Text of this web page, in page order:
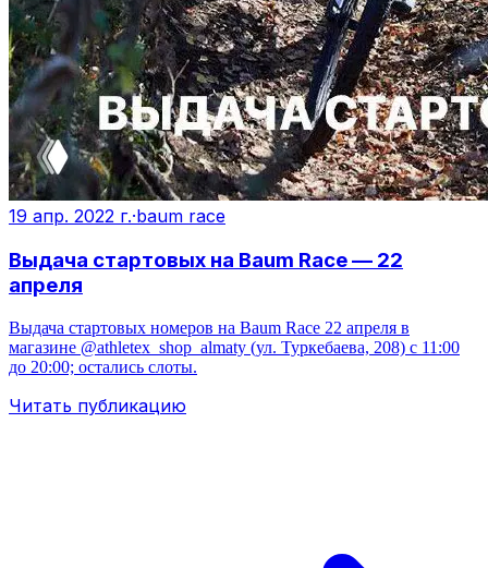
19 апр. 2022 г.·baum race
Выдача стартовых на Baum Race — 22
апреля
Выдача стартовых номеров на Baum Race 22 апреля в
магазине @athletex_shop_almaty (ул. Туркебаева, 208) с 11:00
до 20:00; остались слоты.
Читать публикацию